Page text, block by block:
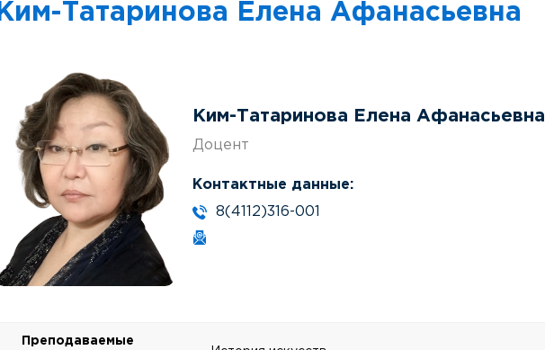
Ким-Татаринова Елена Афанасьевна
Ким-Татаринова Елена Афанасьевна
Доцент
Контактные данные:
8(4112)316-001
Преподаваемые